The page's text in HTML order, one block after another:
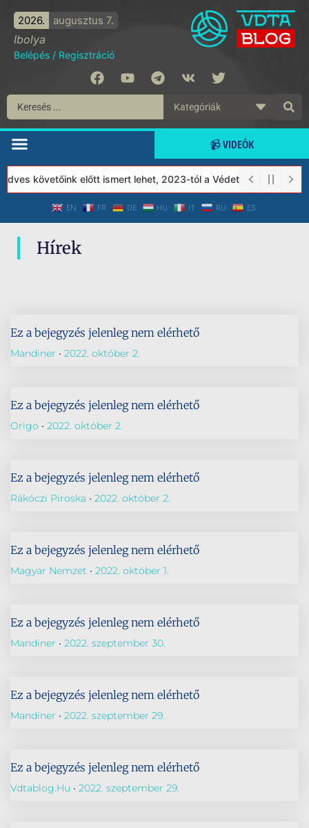
2026. augusztus 7.
Ibolya
Belépés / Regisztráció
📹 VIDEÓK
követőink előtt ismert lehet, 2023-tól a Védett Társadalom
EN FR DE HU IT RU ES
Hírek
Ez a bejegyzés jelenleg nem elérhető
Mandiner 2022. október 2.
Ez a bejegyzés jelenleg nem elérhető
Origo 2022. október 2.
Ez a bejegyzés jelenleg nem elérhető
Rákóczi Piroska 2022. október 2.
Ez a bejegyzés jelenleg nem elérhető
Magyar Nemzet 2022. október 1.
Ez a bejegyzés jelenleg nem elérhető
Mandiner 2022. szeptember 30.
Ez a bejegyzés jelenleg nem elérhető
Mandiner 2022. szeptember 29.
Ez a bejegyzés jelenleg nem elérhető
Vdtablog.hu 2022. szeptember 29.